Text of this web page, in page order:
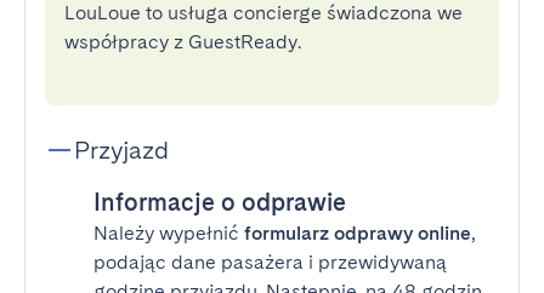
LouLoue to usługa concierge świadczona we
współpracy z GuestReady.
Przyjazd
Informacje o odprawie
Należy wypełnić formularz odprawy online,
podając dane pasażera i przewidywaną